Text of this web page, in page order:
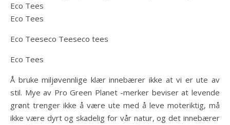
Eco Tees
Eco Tees
Eco Teeseco Teeseco tees
Eco Tees
Å bruke miljøvennlige klær innebærer ikke at vi er ute av
stil. Mye av Pro Green Planet -merker beviser at levende
grønt trenger ikke å være ute med å leve moteriktig, må
ikke være dyrt og skadelig for vår natur, og det innebærer